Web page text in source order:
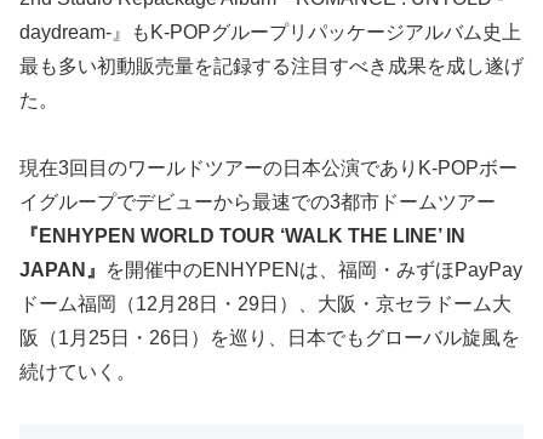
daydream-』もK-POPグループリパッケージアルバム史上
最も多い初動販売量を記録する注目すべき成果を成し遂げ
た。
現在3回目のワールドツアーの日本公演でありK-POPボー
イグループでデビューから最速での3都市ドームツアー
『ENHYPEN WORLD TOUR ‘WALK THE LINE’ IN
JAPAN』
を開催中のENHYPENは、福岡・みずほPayPay
ドーム福岡（12月28日・29日）、大阪・京セラドーム大
阪（1月25日・26日）を巡り、日本でもグローバル旋風を
続けていく。